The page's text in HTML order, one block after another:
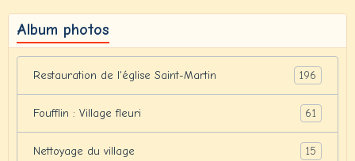
Album photos
Restauration de l'église Saint-Martin 196
Foufflin : Village fleuri 61
Nettoyage du village 15